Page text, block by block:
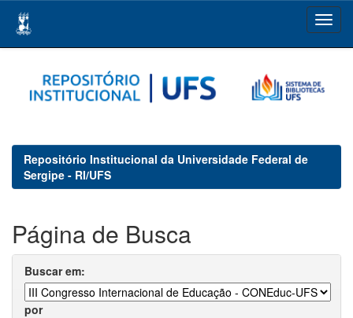
navigation
Repositório Institucional da Universidade Federal de
Sergipe - RI/UFS
Página de Busca
Buscar em:
por